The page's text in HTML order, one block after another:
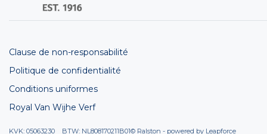
Clause de non-responsabilité
Politique de confidentialité
Conditions uniformes
Royal Van Wijhe Verf
KVK: 05063230 BTW: NL808170211B01© Ralston - powered by Leapforce